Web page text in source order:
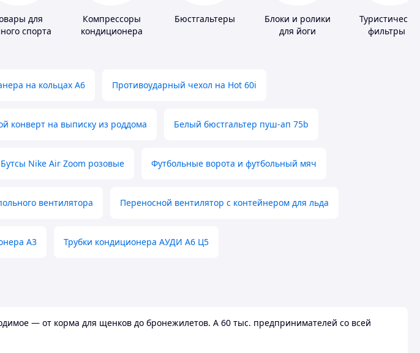
для
спорта
Компрессоры
кондиционера
Бюстгальтеры
Блоки и ролики
для йоги
фильтры и
на кольцах А6 Противоударный чехол на Hot 60i
конверт на выписку из роддома Белый бюстгальтер пуш-ап 75b
Бутсы Nike Air Zoom розовые Футбольные ворота и футбольный мяч
вентилятора Переносной вентилятор с контейнером для льда
А3 Трубки кондиционера АУДИ А6 Ц5
— от корма для щенков до бронежилетов. А 60 тыс. предпринимателей со всей